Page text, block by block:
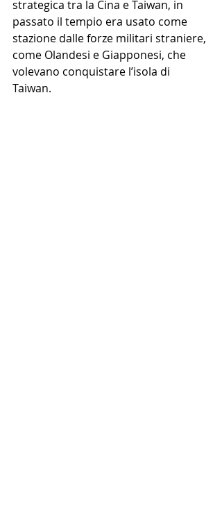
strategica tra la Cina e Taiwan, in
passato il tempio era usato come
stazione dalle forze militari straniere,
come Olandesi e Giapponesi, che
volevano conquistare l’isola di
Taiwan.